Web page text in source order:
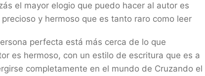
el mayor elogio que puedo hacer al autor es
y hermoso que es tanto raro como leer
perfecta está más cerca de lo que
es hermoso, con un estilo de escritura que es a
completamente en el mundo de Cruzando el